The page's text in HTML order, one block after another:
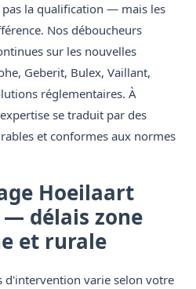
pas la qualification — mais les
Nos déboucheurs
sur les nouvelles
Geberit, Bulex, Vaillant,
réglementaires. À
se traduit par des
et conformes aux normes
Hoeilaart
délais zone
et rurale
d'intervention varie selon votre